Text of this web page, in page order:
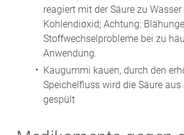
reagiert mit der Säure zu Wasser
Kohlendioxid; Achtung:
Stoffwechselprobleme bei zu
Anwendung.
Kaugummi kauen, durch den
Speichelfluss wird die Säure aus
gespült